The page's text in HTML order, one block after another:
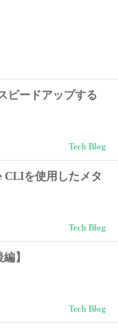
ピードアップする
Tech Blog
CLIを使用したメタ
Tech Blog
】
Tech Blog